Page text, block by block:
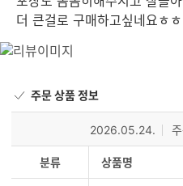
더 큰걸로 구매하고싶네요ㅎ
주문 상품 정보
2026.05.24.
분류 상품명